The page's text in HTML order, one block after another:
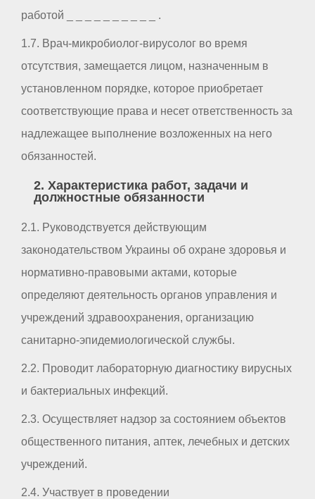
работой _ _ _ _ _ _ _ _ _ _ .
1.7. Врач-микробиолог-вирусолог во время
отсутствия, замещается лицом, назначенным в
установленном порядке, которое приобретает
соответствующие права и несет ответственность за
надлежащее выполнение возложенных на него
обязанностей.
2. Характеристика работ, задачи и
должностные обязанности
2.1. Руководствуется действующим
законодательством Украины об охране здоровья и
нормативно-правовыми актами, которые
определяют деятельность органов управления и
учреждений здравоохранения, организацию
санитарно-эпидемиологической службы.
2.2. Проводит лабораторную диагностику вирусных
и бактериальных инфекций.
2.3. Осуществляет надзор за состоянием объектов
общественного питания, аптек, лечебных и детских
учреждений.
2.4. Участвует в проведении